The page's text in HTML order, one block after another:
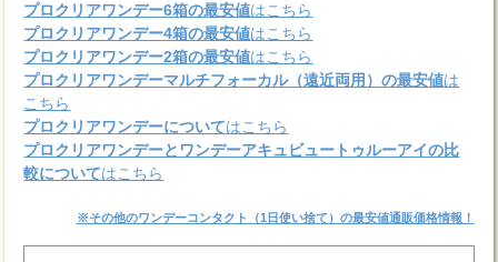
プロクリアワンデー6箱の最安値はこちら
プロクリアワンデー4箱の最安値はこちら
プロクリアワンデー2箱の最安値はこちら
プロクリアワンデーマルチフォーカル（遠近両用）の最安値は
こちら
プロクリアワンデーについてはこちら
プロクリアワンデーとワンデーアキュビュートゥルーアイの比
較についてはこちら
※その他のワンデーコンタクト（1日使い捨て）の最安値通販価格情報！